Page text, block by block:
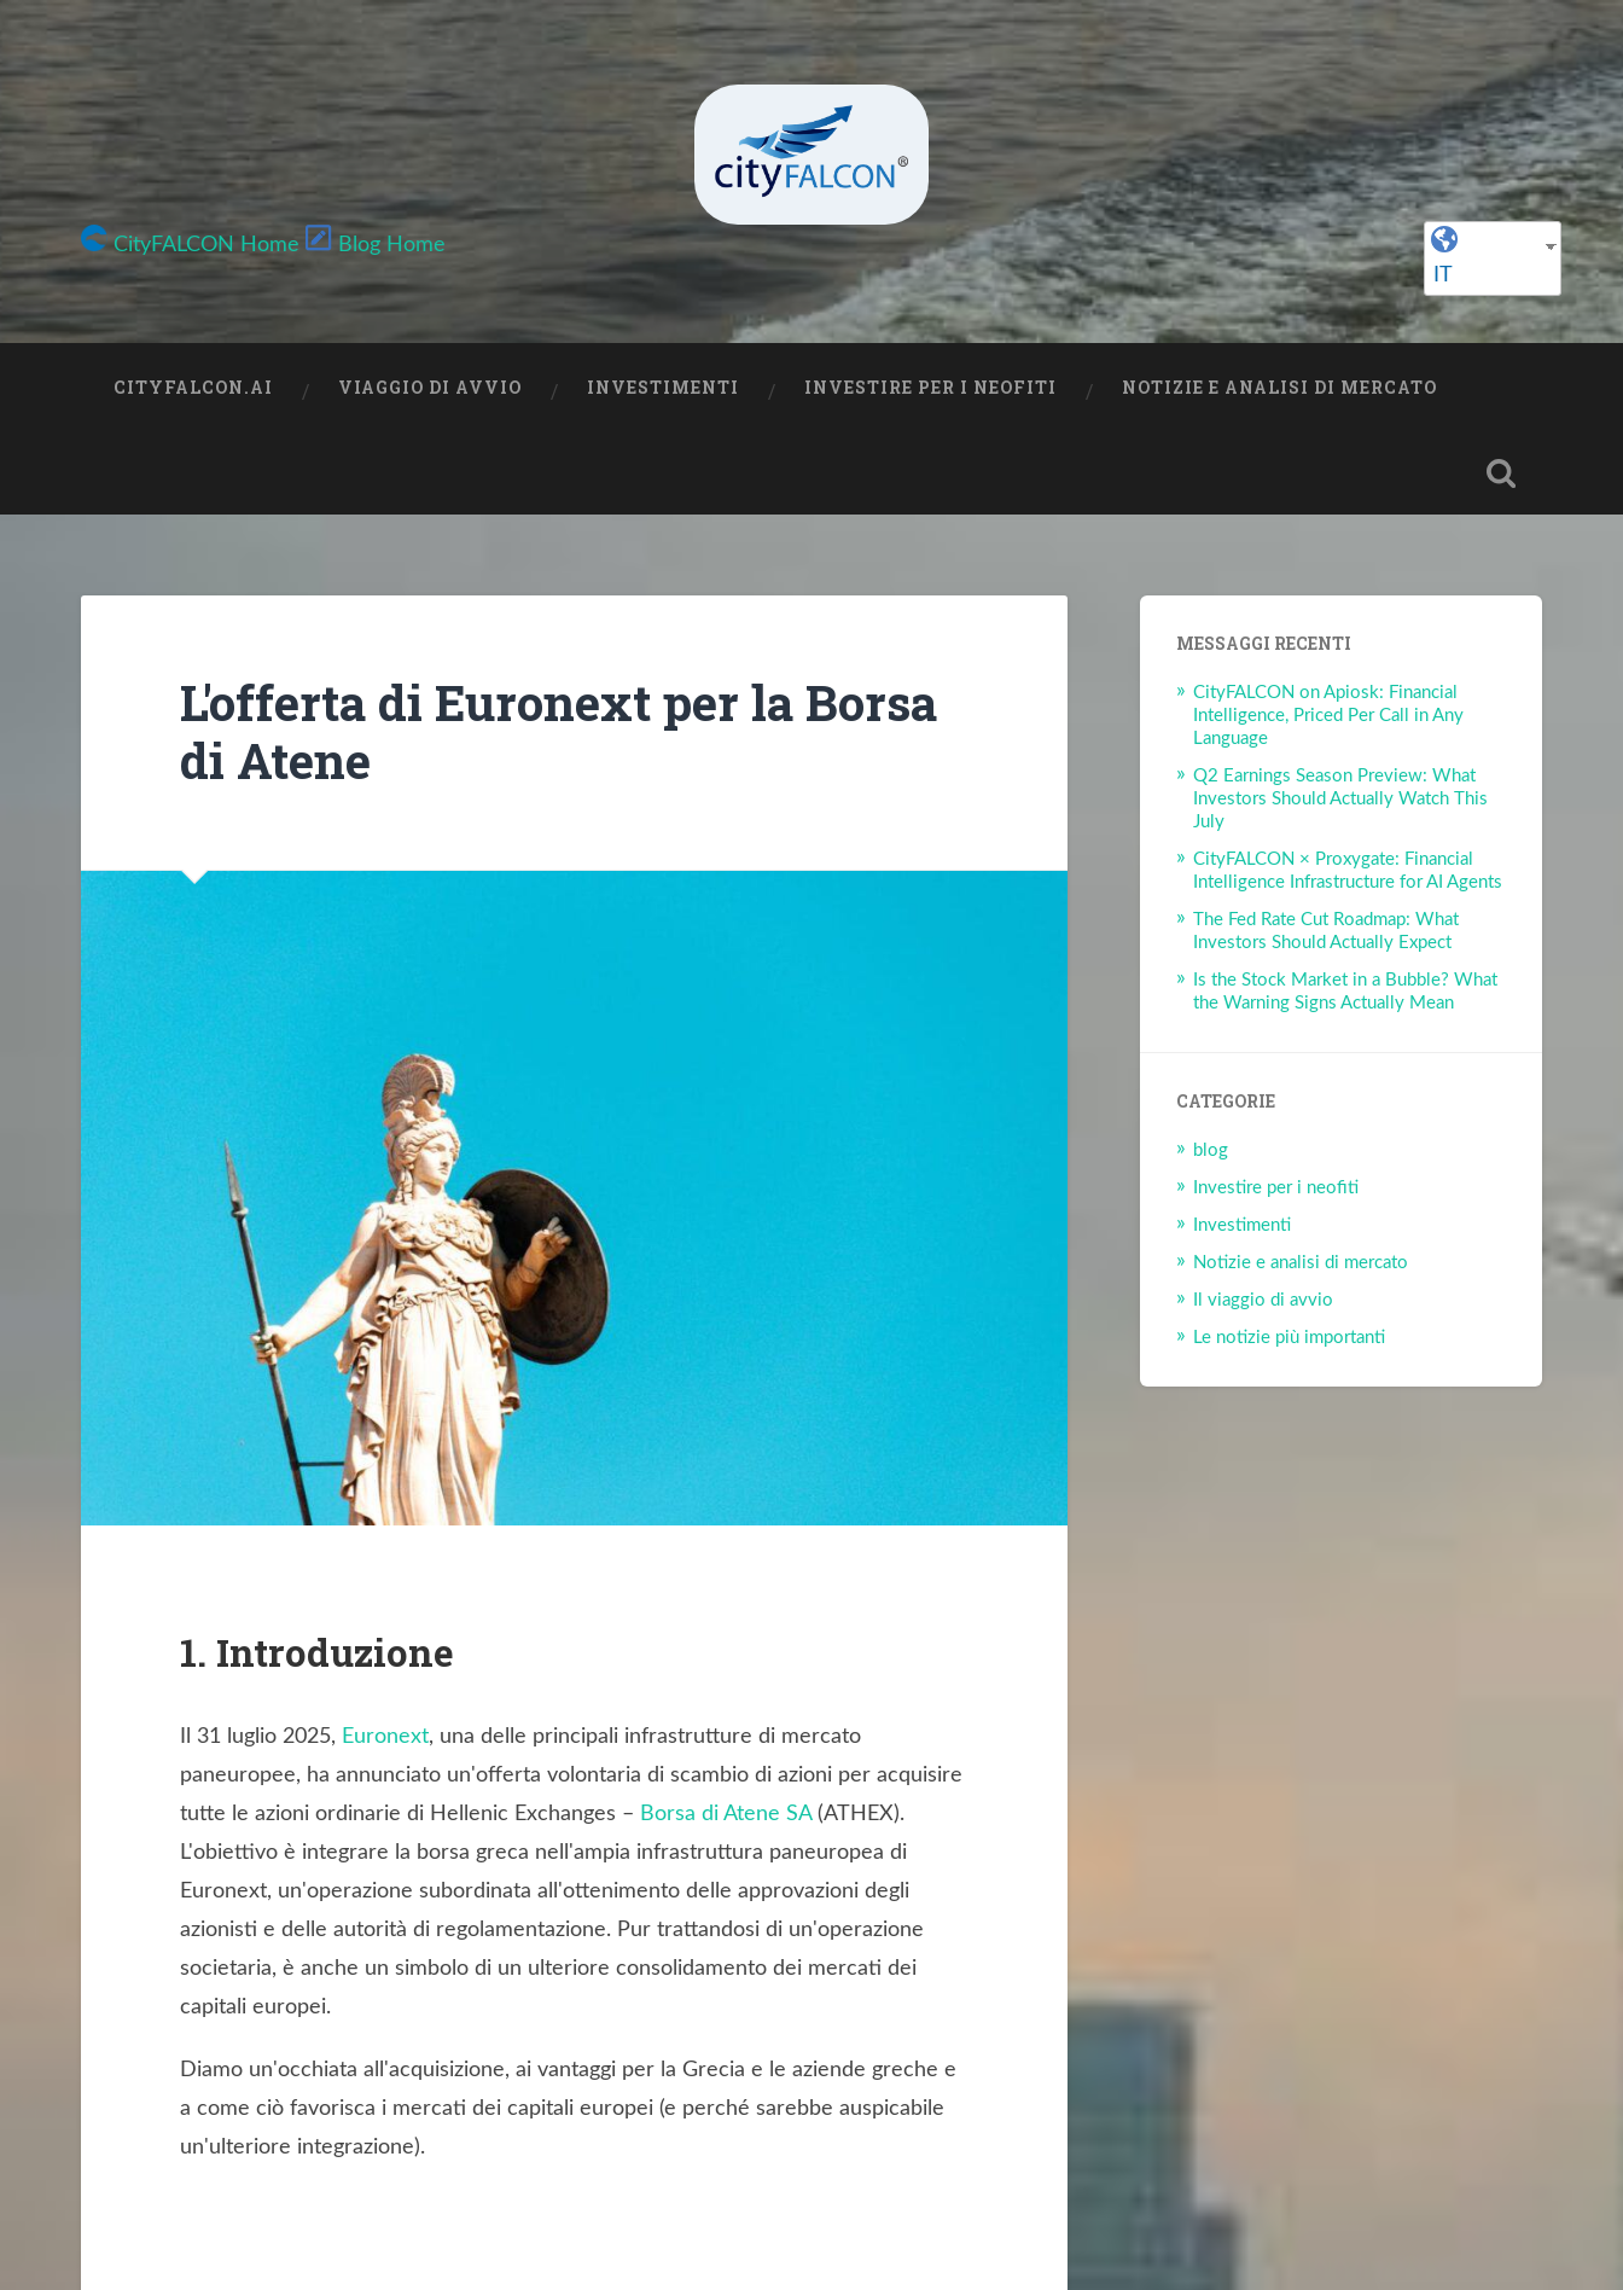
CityFALCON Home
Blog Home
IT
CITYFALCON.AI VIAGGIO DI AVVIO INVESTIMENTI INVESTIRE PER I NEOFITI NOTIZIE E ANALISI DI MERCATO
L'offerta di Euronext per la Borsa
di Atene
1. Introduzione
Il 31 luglio 2025, Euronext, una delle principali infrastrutture di mercato
paneuropee, ha annunciato un'offerta volontaria di scambio di azioni per acquisire
tutte le azioni ordinarie di Hellenic Exchanges – Borsa di Atene SA(ATHEX).
L'obiettivo è integrare la borsa greca nell'ampia infrastruttura paneuropea di
Euronext, un'operazione subordinata all'ottenimento delle approvazioni degli
azionisti e delle autorità di regolamentazione. Pur trattandosi di un'operazione
societaria, è anche un simbolo di un ulteriore consolidamento dei mercati dei
capitali europei.
Diamo un'occhiata all'acquisizione, ai vantaggi per la Grecia e le aziende greche e
a come ciò favorisca i mercati dei capitali europei (e perché sarebbe auspicabile
un'ulteriore integrazione).
MESSAGGI RECENTI
CityFALCON on Apiosk: Financial
Intelligence, Priced Per Call in Any
Language
Q2 Earnings Season Preview: What
Investors Should Actually Watch This
July
CityFALCON × Proxygate: Financial
Intelligence Infrastructure for AI Agents
The Fed Rate Cut Roadmap: What
Investors Should Actually Expect
Is the Stock Market in a Bubble? What
the Warning Signs Actually Mean
CATEGORIE
blog
Investire per i neofiti
Investimenti
Notizie e analisi di mercato
Il viaggio di avvio
Le notizie più importanti